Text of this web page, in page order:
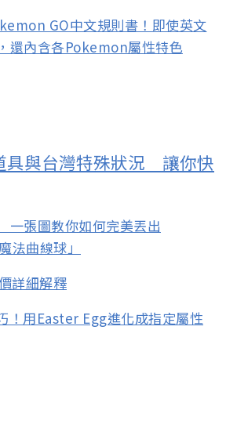
GO中文規則書！即使英文
還內含各Pokemon屬性特色
具與台灣特殊狀況 讓你快
張圖教你如何完美丟出
法曲線球」
詳細解釋
！用Easter Egg進化成指定屬性